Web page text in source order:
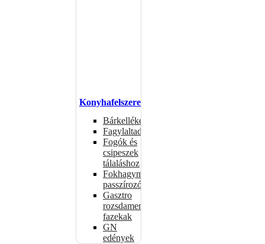
Konyhafelszerelés
Bárkellékek
Fagylaltadagolók
Fogók és
csipeszek
tálaláshoz
Fokhagymaprések,
passzírozók
Gasztro
rozsdamentes
fazekak
GN
edények